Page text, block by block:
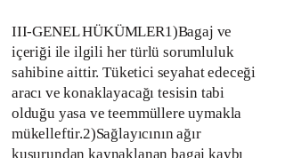
III-GENEL HÜKÜMLER1)Bagaj ve
içeriği ile ilgili her türlü sorumluluk
sahibine aittir. Tüketici seyahat edeceği
aracı ve konaklayacağı tesisin tabi
olduğu yasa ve teemmüllere uymakla
mükelleftir.2)Sağlayıcının ağır
kusurundan kaynaklanan bagaj kaybı